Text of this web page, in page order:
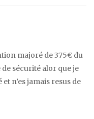
majoré de 375€ du
sécurité alor que je
n’es jamais resus de